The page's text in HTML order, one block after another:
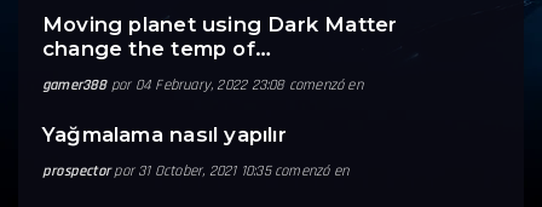
Moving planet using Dark Matter
change the temp of…
gamer388por 04 February, 2022 23:08 comenzó en
Yağmalama nasıl yapılır
prospectorpor 31 October, 2021 10:35 comenzó en